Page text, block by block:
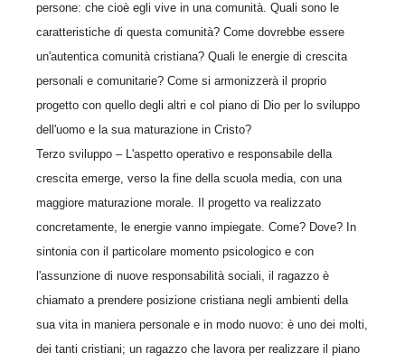
persone: che cioè egli vive in una comunità. Quali sono le
caratteristiche di questa comunità? Come dovrebbe essere
un'autentica comunità cristiana? Quali le energie di crescita
personali e comunitarie? Come si armonizzerà il proprio
progetto con quello degli altri e col piano di Dio per lo sviluppo
dell'uomo e la sua maturazione in Cristo?
Terzo sviluppo – L'aspetto operativo e responsabile della
crescita emerge, verso la fine della scuola media, con una
maggiore maturazione morale. Il progetto va realizzato
concretamente, le energie vanno impiegate. Come? Dove? In
sintonia con il particolare momento psicologico e con
l'assunzione di nuove responsabilità sociali, il ragazzo è
chiamato a prendere posizione cristiana negli ambienti della
sua vita in maniera personale e in modo nuovo: è uno dei molti,
dei tanti cristiani; un ragazzo che lavora per realizzare il piano